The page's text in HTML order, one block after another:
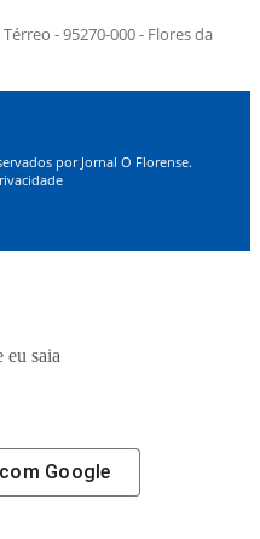
- 95270-000 - Flores da
por Jornal O Florense.
eu saia
Google